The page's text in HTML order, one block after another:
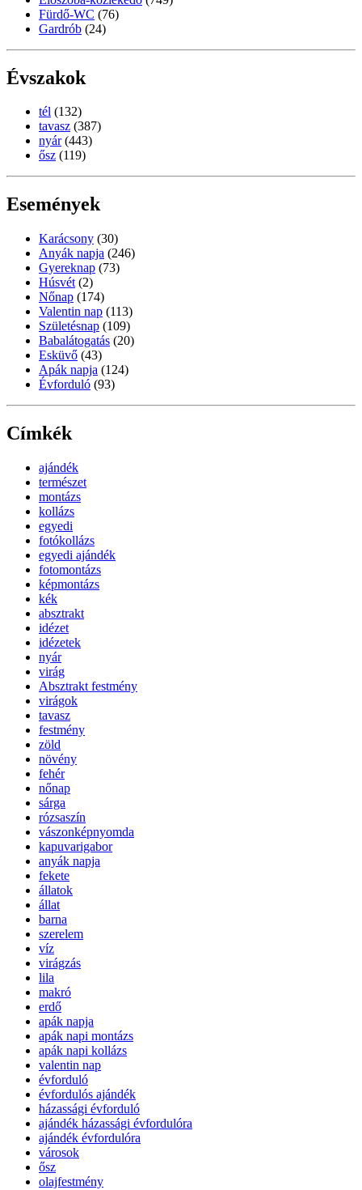
Fürdő-WC (76)
Gardrób (24)
Évszakok
tél (132)
tavasz (387)
nyár (443)
ősz (119)
Események
Karácsony (30)
Anyák napja (246)
Gyereknap (73)
Húsvét (2)
Nőnap (174)
Valentin nap (113)
Születésnap (109)
Babalátogatás (20)
Esküvő (43)
Apák napja (124)
Évforduló (93)
Címkék
ajándék
természet
montázs
kollázs
egyedi
fotókollázs
egyedi ajándék
fotomontázs
képmontázs
kék
absztrakt
idézet
idézetek
nyár
virág
Absztrakt festmény
virágok
tavasz
festmény
zöld
növény
fehér
nőnap
sárga
rózsaszín
vászonképnyomda
kapuvarigabor
anyák napja
fekete
állatok
állat
barna
szerelem
víz
virágzás
lila
makró
erdő
apák napja
apák napi montázs
apák napi kollázs
valentin nap
évforduló
évfordulós ajándék
házassági évforduló
ajándék házassági évfordulóra
ajándék évfordulóra
városok
ősz
olajfestmény